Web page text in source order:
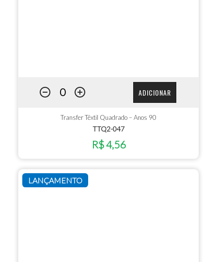
ADICIONAR
Transfer Têxtil Quadrado – Anos 90
TTQ2-047
R$ 4,56
LANÇAMENTO